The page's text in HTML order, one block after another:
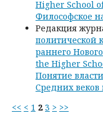
Higher School
Философское
Редакция
политической
раннего
the Higher
Понятие
Средних
<< < 1 2 3 > >>